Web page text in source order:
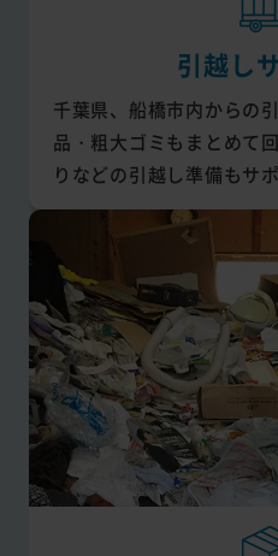
引越し
千葉県、船橋市内からの
品・粗大ゴミもまとめて
りなどの引越し準備もサ